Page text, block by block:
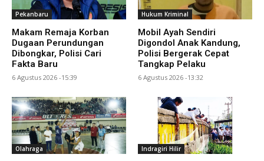
Pekanbaru
Makam Remaja Korban
Dugaan Perundungan
Dibongkar, Polisi Cari
Fakta Baru
6 Agustus 2026 -15:39
Hukum Kriminal
Mobil Ayah Sendiri
Digondol Anak Kandung,
Polisi Bergerak Cepat
Tangkap Pelaku
6 Agustus 2026 -13:32
Olahraga Indragiri Hilir